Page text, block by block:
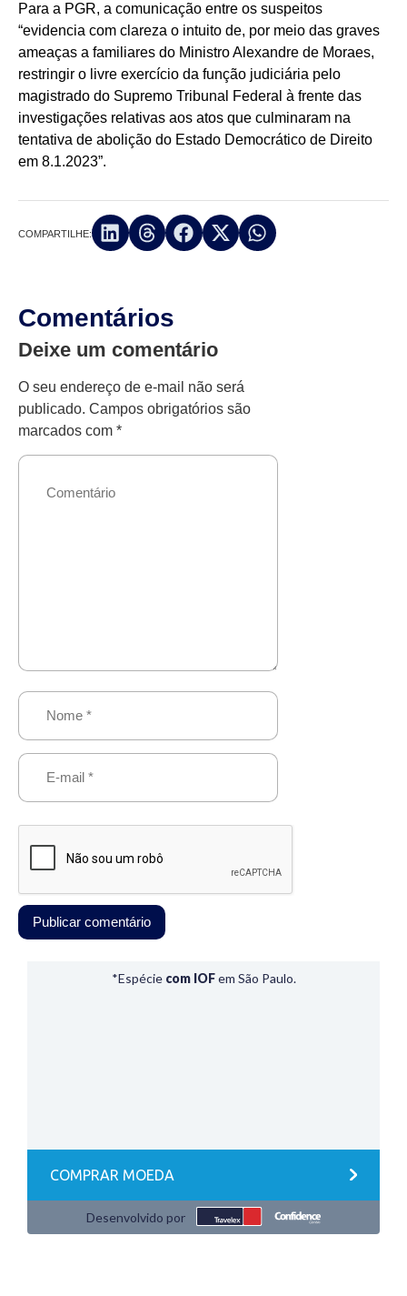
Para a PGR, a comunicação entre os suspeitos
“evidencia com clareza o intuito de, por meio das graves
ameaças a familiares do Ministro Alexandre de Moraes,
restringir o livre exercício da função judiciária pelo
magistrado do Supremo Tribunal Federal à frente das
investigações relativas aos atos que culminaram na
tentativa de abolição do Estado Democrático de Direito
em 8.1.2023”.
COMPARTILHE:
Comentários
Deixe um comentário
O seu endereço de e-mail não será
publicado. Campos obrigatórios são
marcados com *